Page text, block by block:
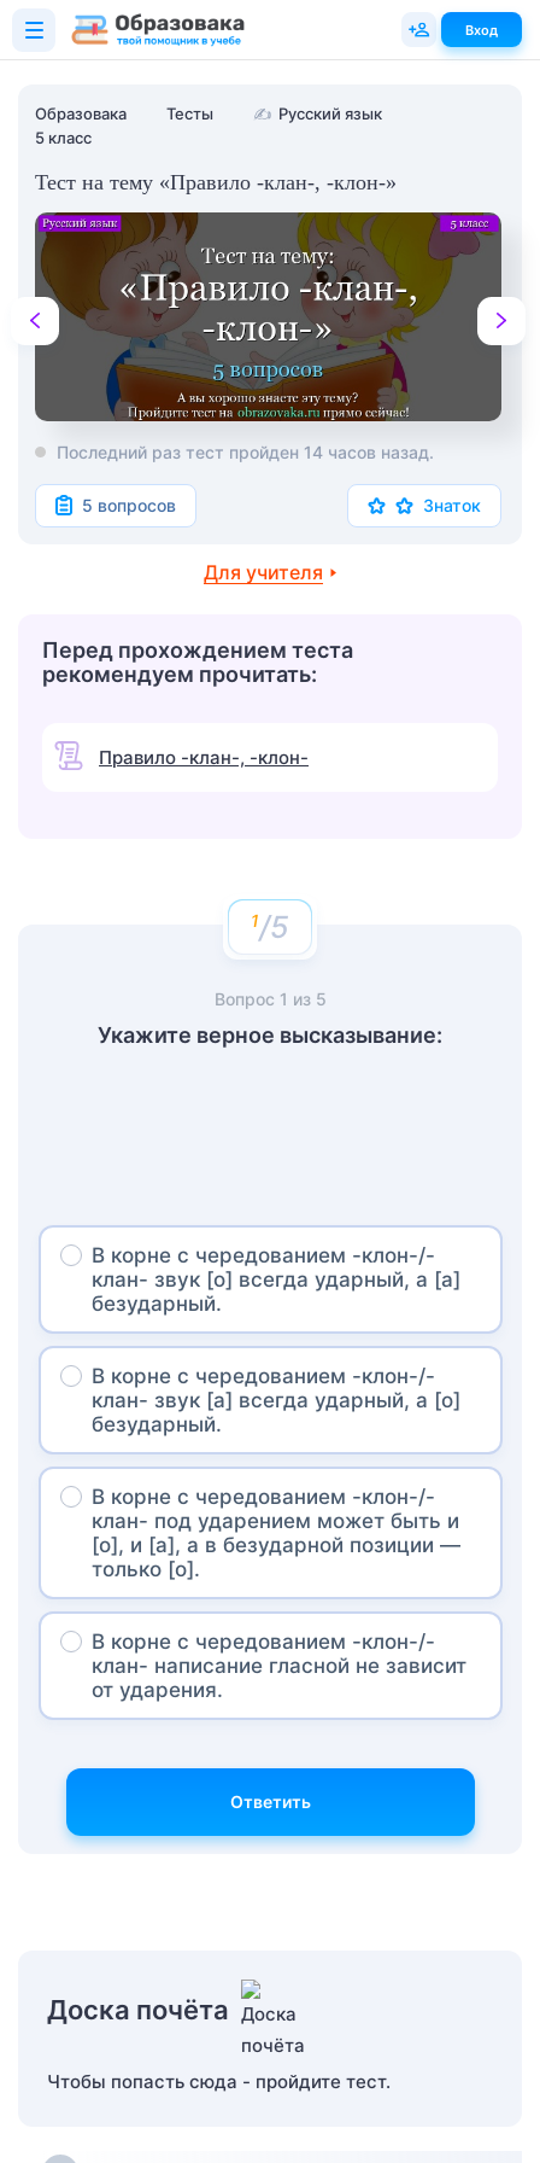
Образовака Тесты ✍ Русский язык
5 класс
Тест на тему «Правило -клан-, -клон-»
Последний раз тест пройден 14 часов назад.
5 вопросов Знаток
Для учителя
Перед прохождением теста
рекомендуем прочитать:
Правило -клан-, -клон-
/5
Вопрос 1 из 5
Укажите верное высказывание:
В корне с чередованием -клон-/-
клан- звук [о] всегда ударный, а [а]
безударный.
В корне с чередованием -клон-/-
клан- звук [а] всегда ударный, а [о]
безударный.
В корне с чередованием -клон-/-
клан- под ударением может быть и
[о], и [а], а в безударной позиции —
только [о].
В корне с чередованием -клон-/-
клан- написание гласной не зависит
от ударения.
Ответить
Доска почёта
Чтобы попасть сюда - пройдите тест.
Вход